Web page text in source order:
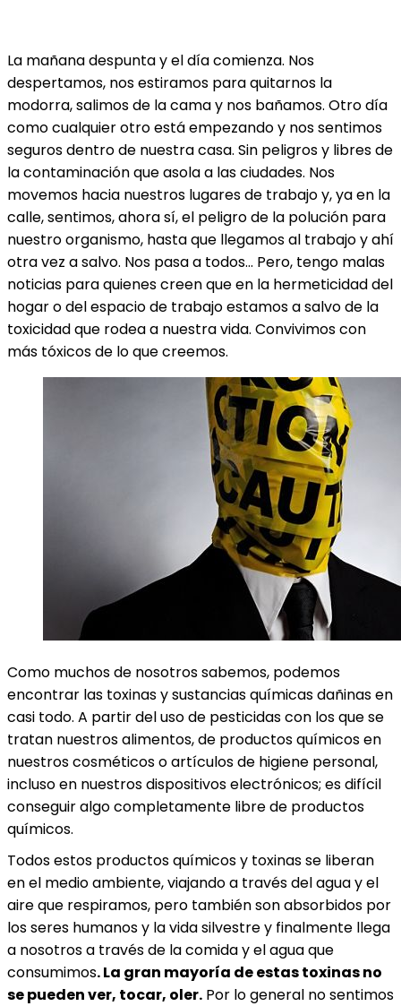
La mañana despunta y el día comienza. Nos
despertamos, nos estiramos para quitarnos la
modorra, salimos de la cama y nos bañamos. Otro día
como cualquier otro está empezando y nos sentimos
seguros dentro de nuestra casa. Sin peligros y libres de
la contaminación que asola a las ciudades. Nos
movemos hacia nuestros lugares de trabajo y, ya en la
calle, sentimos, ahora sí, el peligro de la polución para
nuestro organismo, hasta que llegamos al trabajo y ahí
otra vez a salvo. Nos pasa a todos… Pero, tengo malas
noticias para quienes creen que en la hermeticidad del
hogar o del espacio de trabajo estamos a salvo de la
toxicidad que rodea a nuestra vida. Convivimos con
más tóxicos de lo que creemos.
Como muchos de nosotros sabemos, podemos
encontrar las toxinas y sustancias químicas dañinas en
casi todo. A partir del uso de pesticidas con los que se
tratan nuestros alimentos, de productos químicos en
nuestros cosméticos o artículos de higiene personal,
incluso en nuestros dispositivos electrónicos; es difícil
conseguir algo completamente libre de productos
químicos.
Todos estos productos químicos y toxinas se liberan
en el medio ambiente, viajando a través del agua y el
aire que respiramos, pero también son absorbidos por
los seres humanos y la vida silvestre y finalmente llega
a nosotros a través de la comida y el agua que
consumimos. La gran mayoría de estas toxinas no
se pueden ver, tocar, oler. Por lo general no sentimos